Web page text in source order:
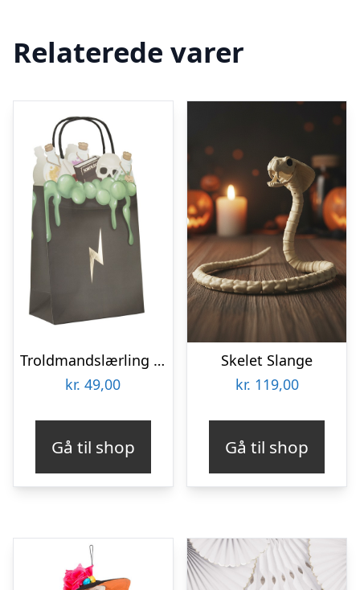
Relaterede varer
Troldmandslærling Festposer
kr. 49,00
Gå til shop
Skelet Slange
kr. 119,00
Gå til shop